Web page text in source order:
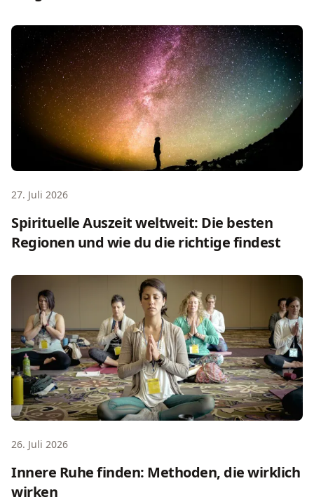
Spirituelle Auszeit weltweit: Die besten Regionen und
27. Juli 2026
Spirituelle Auszeit weltweit: Die besten
Regionen und wie du die richtige findest
Innere Ruhe finden: Methoden, die wirklich wirken
26. Juli 2026
Innere Ruhe finden: Methoden, die wirklich
wirken